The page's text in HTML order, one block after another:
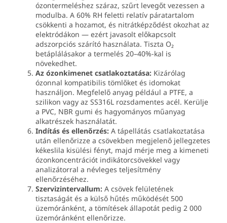
ózontermeléshez száraz, szűrt levegőt vezessen a
modulba. A 60% RH feletti relatív páratartalom
csökkenti a hozamot, és nitrátképződést okozhat az
elektródákon — ezért javasolt előkapcsolt
adszorpciós szárító használata. Tiszta O₂
betáplálásakor a termelés 20–40%-kal is
növekedhet.
Az ózonkimenet csatlakoztatása: Kizárólag
ózonnal kompatibilis tömlőket és idomokat
használjon. Megfelelő anyag például a PTFE, a
szilikon vagy az SS316L rozsdamentes acél. Kerülje
a PVC, NBR gumi és hagyományos műanyag
alkatrészek használatát.
Indítás és ellenőrzés: A tápellátás csatlakoztatása
után ellenőrizze a csövekben megjelenő jellegzetes
kékeslila kisülési fényt, majd mérje meg a kimeneti
ózonkoncentrációt indikátorcsövekkel vagy
analizátorral a névleges teljesítmény
ellenőrzéséhez.
Szervizintervallum: A csövek felületének
tisztaságát és a külső hűtés működését 500
üzemóránként, a tömítések állapotát pedig 2 000
üzemóránként ellenőrizze.